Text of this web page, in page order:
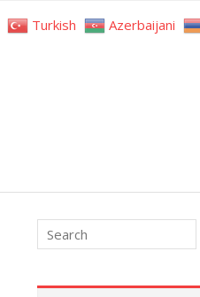
Turkish Azerbaijani